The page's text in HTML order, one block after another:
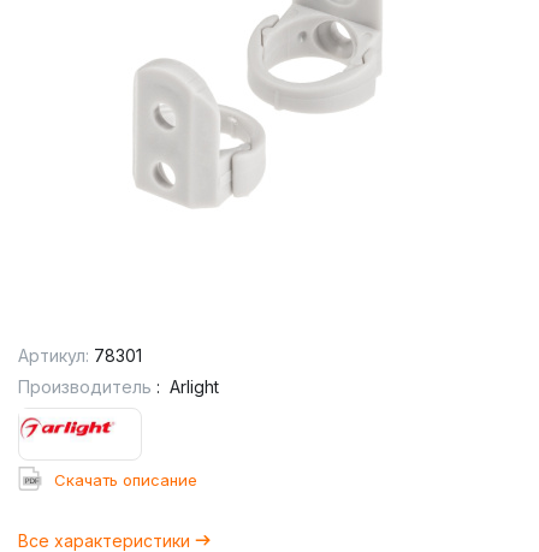
Артикул: 78301
Производитель : Arlight
Cкачать описание
Все характеристики